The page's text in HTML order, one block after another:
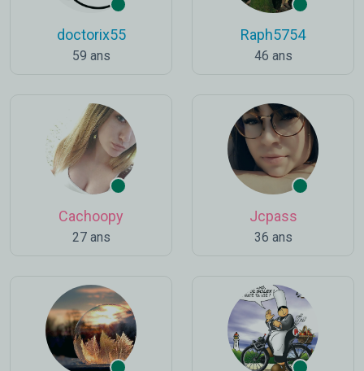
doctorix55
59 ans
Raph5754
46 ans
Cachoopy
27 ans
Jcpass
36 ans